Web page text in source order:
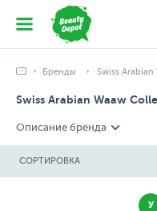
Бренды Swiss
Swiss Arabian Waaw
Описание бренда
СОРТИРОВКА
У